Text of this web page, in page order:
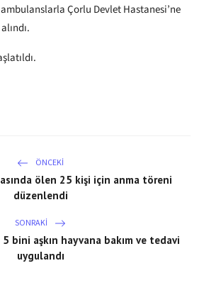
Çorlu Devlet Hastanesi’ne
ÖNCEKI
ölen 25 kişi için anma töreni
düzenlendi
SONRAKI
bini aşkın hayvana bakım ve tedavi
uygulandı